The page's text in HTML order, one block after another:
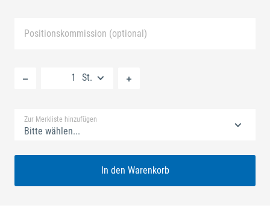
Positionskommission (optional)
St.
Zur Merkliste hinzufügen
Bitte wählen...
In den Warenkorb